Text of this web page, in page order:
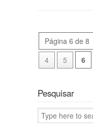
Página 6 de 8
4
5 6
Pesquisar